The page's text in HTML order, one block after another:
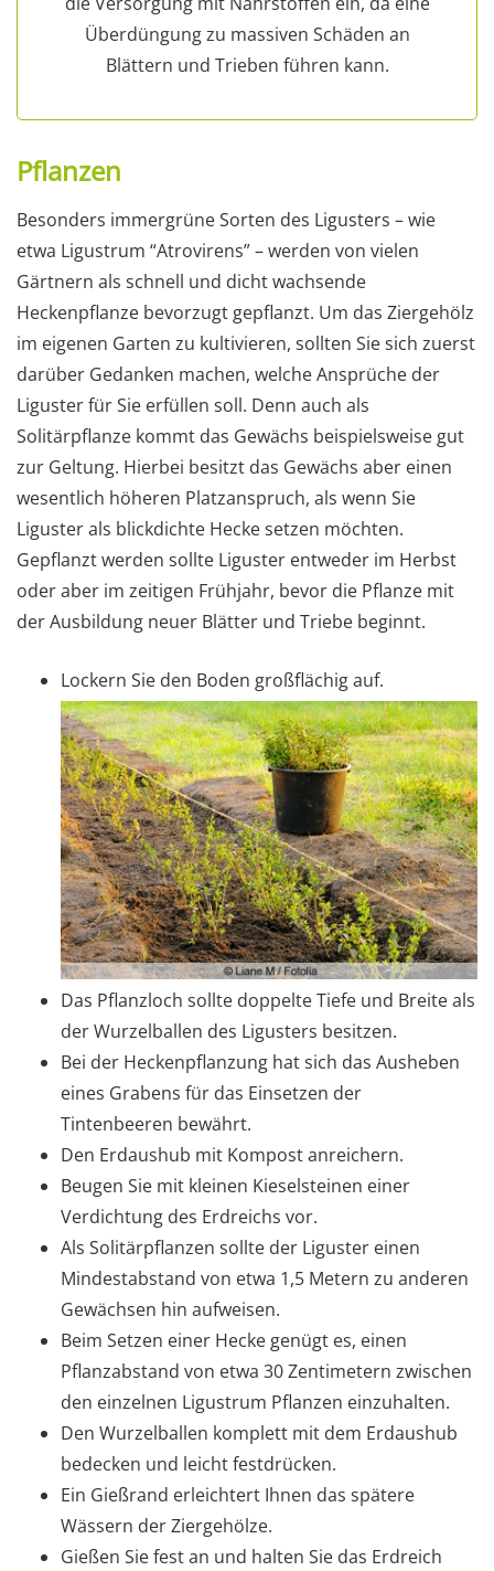
Überdüngung zu massiven Schäden an
Blättern und Trieben führen kann.
Pflanzen
Besonders immergrüne Sorten des Ligusters – wie
etwa Ligustrum “Atrovirens” – werden von vielen
Gärtnern als schnell und dicht wachsende
Heckenpflanze bevorzugt gepflanzt. Um das Ziergehölz
im eigenen Garten zu kultivieren, sollten Sie sich zuerst
darüber Gedanken machen, welche Ansprüche der
Liguster für Sie erfüllen soll. Denn auch als
Solitärpflanze kommt das Gewächs beispielsweise gut
zur Geltung. Hierbei besitzt das Gewächs aber einen
wesentlich höheren Platzanspruch, als wenn Sie
Liguster als blickdichte Hecke setzen möchten.
Gepflanzt werden sollte Liguster entweder im Herbst
oder aber im zeitigen Frühjahr, bevor die Pflanze mit
der Ausbildung neuer Blätter und Triebe beginnt.
Lockern Sie den Boden großflächig auf.
Das Pflanzloch sollte doppelte Tiefe und Breite als
der Wurzelballen des Ligusters besitzen.
Bei der Heckenpflanzung hat sich das Ausheben
eines Grabens für das Einsetzen der
Tintenbeeren bewährt.
Den Erdaushub mit Kompost anreichern.
Beugen Sie mit kleinen Kieselsteinen einer
Verdichtung des Erdreichs vor.
Als Solitärpflanzen sollte der Liguster einen
Mindestabstand von etwa 1,5 Metern zu anderen
Gewächsen hin aufweisen.
Beim Setzen einer Hecke genügt es, einen
Pflanzabstand von etwa 30 Zentimetern zwischen
den einzelnen Ligustrum Pflanzen einzuhalten.
Den Wurzelballen komplett mit dem Erdaushub
bedecken und leicht festdrücken.
Ein Gießrand erleichtert Ihnen das spätere
Wässern der Ziergehölze.
Gießen Sie fest an und halten Sie das Erdreich